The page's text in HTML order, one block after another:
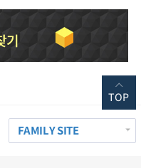
FAMILY SITE
TOP